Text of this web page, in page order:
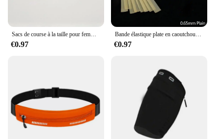
Sacs de course à la taille pour femmes, support de téléphone pour le fitness, le jogging, l'entraînement, les paquets de poudres, la ceinture à clés, le vélo, les accessoires de cyclisme, l'argent
€0.97
Bande élastique plate en caoutchouc naturel pour fronde, kit de remplacement de ruban en latex pour catapulte, chasse injuste, extérieur, accessoire, 5 pièces
€0.97